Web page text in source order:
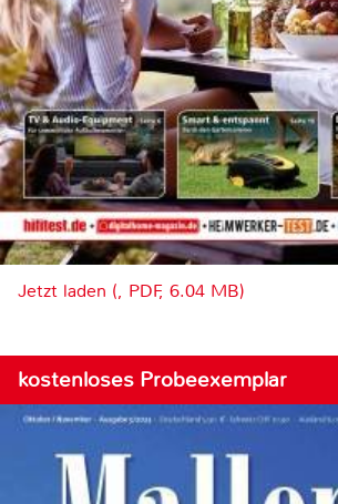
Jetzt laden (, PDF, 6.04 MB)
kostenloses Probeexemplar